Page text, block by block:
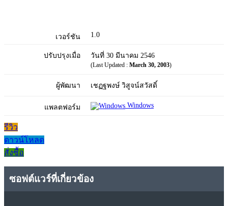
เวอร์ชัน 1.0
ปรับปรุงเมื่อ วันที่ 30 มีนาคม 2546
(Last Updated : March 30, 2003)
ผู้พัฒนา เชฏฐพงษ์ วิสูจน์สวัสดิ์
แพลตฟอร์ม Windows
รีวิว
ดาวน์โหลด
สั่งซื้อ
ซอฟต์แวร์ที่เกี่ยวข้อง